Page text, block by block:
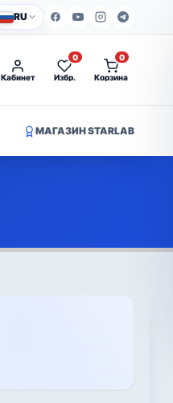
RU
Кабинет Избр.
0
Корзина
0
МАГАЗИН STARLAB